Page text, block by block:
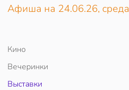
Афиша на 24.06.26, среда
Кино
Вечеринки
Выставки